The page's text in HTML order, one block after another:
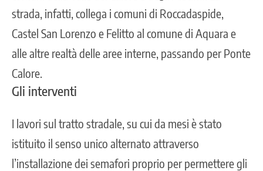
strada, infatti, collega i comuni di Roccadaspide,
Castel San Lorenzo e Felitto al comune di Aquara e
alle altre realtà delle aree interne, passando per Ponte
Calore.
Gli interventi
I lavori sul tratto stradale, su cui da mesi è stato
istituito il senso unico alternato attraverso
l’installazione dei semafori proprio per permettere gli